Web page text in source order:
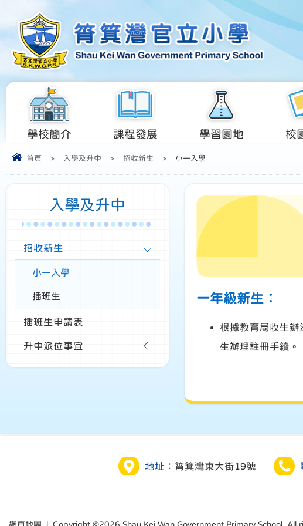
學校簡介 課程發展 學習園地 校
首頁 > 入學及升中 > 招收新生 > 小一入學
一年級新生︰
根據教育局收生
生辦理註冊手續。
入學及升中
招收新生
小一入學
插班生
插班生申請表
升中派位事宜
地址： 筲箕灣東大街19號
網頁地圖 | Copyright ©2026 Shau Kei Wan Government Primary School. All